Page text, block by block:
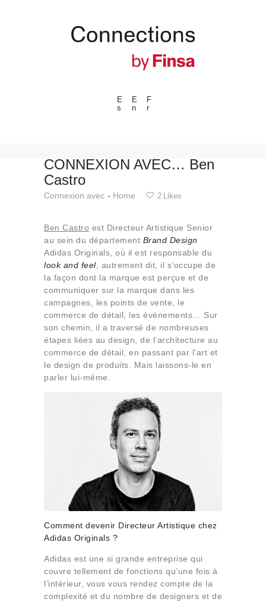
E
s
E
n
F
r
---ENLACES---
Événements
Espaces
Matériels
Connexion avec
Collaborations
Qui sommes-nous
Contact
CONNEXION AVEC… Ben
Castro
Connexion avec Home 2 Likes
Ben Castro est Directeur Artistique Senior
au sein du département Brand Design
Adidas Originals, où il est responsable du
look and feel, autrement dit, il s’occupe de
la façon dont la marque est perçue et de
communiquer sur la marque dans les
campagnes, les points de vente, le
commerce de détail, les événements… Sur
son chemin, il a traversé de nombreuses
étapes liées au design, de l’architecture au
commerce de détail, en passant par l’art et
le design de produits. Mais laissons-le en
parler lui-même.
Comment devenir Directeur Artistique chez
Adidas Originals ?
Adidas est une si grande entreprise qui
couvre tellement de fonctions qu’une fois à
l’intérieur, vous vous rendez compte de la
complexité et du nombre de designers et de